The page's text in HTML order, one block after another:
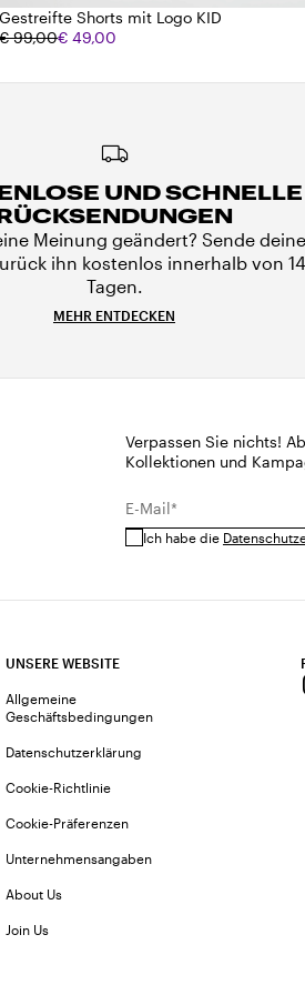
Gestreifte Shorts mit Logo KID
€ 99,00€ 49,00
UND SCHNELLE
Meinung geändert? Sende
ihn kostenlos innerhalb von 14
Tagen.
MEHR ENTDECKEN
Verpassen Sie nichts!
Kollektionen und
E-Mail*
Ich habe die
UNSERE WEBSITE
Allgemeine
Geschäftsbedingungen
Datenschutzerklärung
Cookie-Richtlinie
Cookie-Präferenzen
Unternehmensangaben
About Us
Join Us